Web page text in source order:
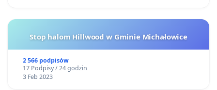
Stop halom Hillwood w Gminie Michałowice
2 566 podpisów
17 Podpisy / 24 godzin
3 Feb 2023